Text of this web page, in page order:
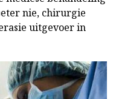
nie, chirurgie
uitgevoer in